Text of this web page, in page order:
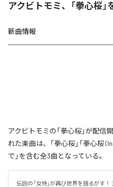
アクビトモミ、「拳心桜
新曲情報
アクビトモミの「拳心桜」が配
れた楽曲は、「拳心桜」「拳心桜
で」を含む全3曲となっている。
伝説の「女侍」が再び世界を揺るがす